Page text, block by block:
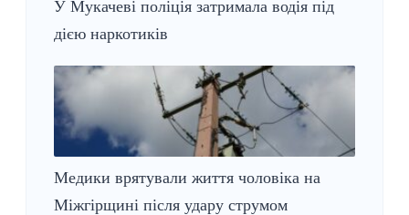
У Мукачеві поліція затримала водія під
дією наркотиків
Медики врятували життя чоловіка на
Міжгірщині після удару струмом